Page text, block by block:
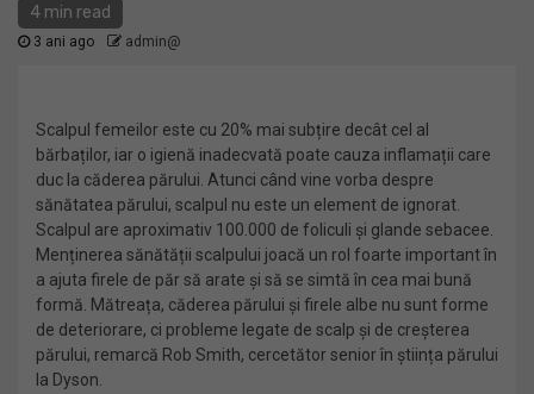
4 min read
3 ani ago admin@
Scalpul femeilor este cu 20% mai subțire decât cel al
bărbaților, iar o igienă inadecvată poate cauza inflamații care
duc la căderea părului. Atunci când vine vorba despre
sănătatea părului, scalpul nu este un element de ignorat.
Scalpul are aproximativ 100.000 de foliculi și glande sebacee.
Menținerea sănătății scalpului joacă un rol foarte important în
a ajuta firele de păr să arate și să se simtă în cea mai bună
formă. Mătreața, căderea părului și firele albe nu sunt forme
de deteriorare, ci probleme legate de scalp și de creșterea
părului, remarcă Rob Smith, cercetător senior în știința părului
la Dyson.